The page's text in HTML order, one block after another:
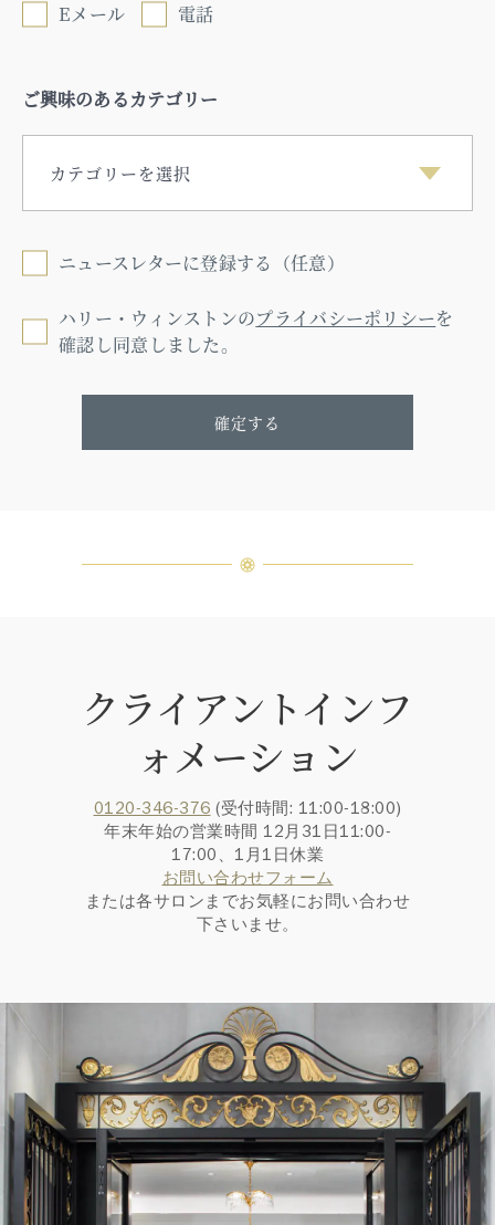
Eメール
電話
ご興味のあるカテゴリー
ニュースレターに登録する（任意）
ハリー・ウィンストンのプライバシーポリシーを
確認し同意しました。
確定する
クライアントインフ
ォメーション
0120-346-376 (受付時間: 11:00-18:00)
年末年始の営業時間 12月31日11:00-
17:00、1月1日休業
お問い合わせフォーム
または各サロンまでお気軽にお問い合わせ
下さいませ。